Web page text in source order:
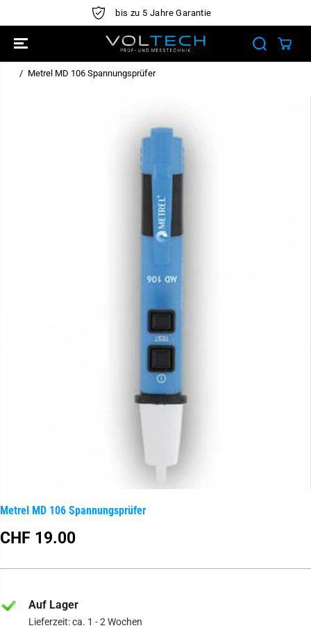
INHALTEN
bis zu 5 Jahre Garantie
Metrel MD 106 Spannungsprüfer
Metrel MD 106 Spannungsprüfer
R
G
CHF 19.00
Auf Lager
Lieferzeit: ca. 1 - 2 Wochen